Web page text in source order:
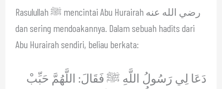
Rasulullah ﷺ mencintai Abu Hurairah رضي الله عنه
dan sering mendoakannya. Dalam sebuah hadits dari
Abu Hurairah sendiri, beliau berkata:
دَعَا لِي رَسُولُ اللَّهِ ﷺ فَقَالَ: اللَّهُمَّ حَبِّبْ